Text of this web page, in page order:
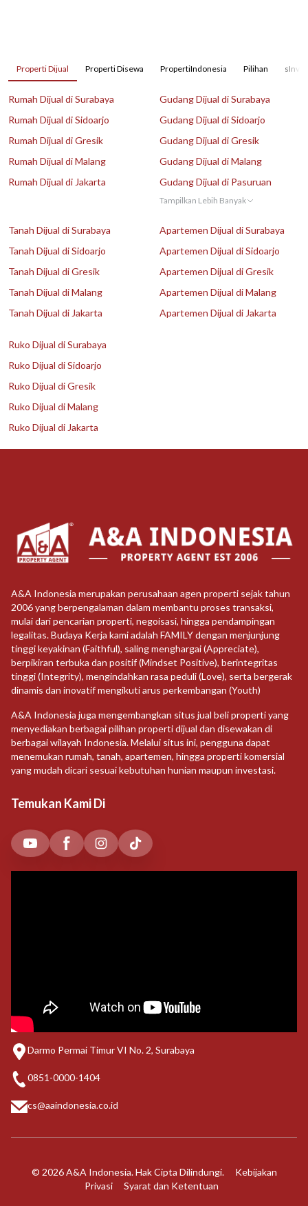
Properti Dijual Properti Disewa PropertiIndonesia Pilihan
Rumah Dijual di Surabaya
Rumah Dijual di Sidoarjo
Rumah Dijual di Gresik
Rumah Dijual di Malang
Rumah Dijual di Jakarta
Gudang Dijual di Surabaya
Gudang Dijual di Sidoarjo
Gudang Dijual di Gresik
Gudang Dijual di Malang
Gudang Dijual di Pasuruan
Tampilkan Lebih Banyak
Tanah Dijual di Surabaya
Tanah Dijual di Sidoarjo
Tanah Dijual di Gresik
Tanah Dijual di Malang
Tanah Dijual di Jakarta
Apartemen Dijual di Surabaya
Apartemen Dijual di Sidoarjo
Apartemen Dijual di Gresik
Apartemen Dijual di Malang
Apartemen Dijual di Jakarta
Ruko Dijual di Surabaya
Ruko Dijual di Sidoarjo
Ruko Dijual di Gresik
Ruko Dijual di Malang
Ruko Dijual di Jakarta
A&A Indonesia merupakan perusahaan agen properti sejak tahun
2006 yang berpengalaman dalam membantu proses transaksi,
mulai dari pencarian properti, negoisasi, hingga pendampingan
legalitas. Budaya Kerja kami adalah FAMILY dengan menjunjung
tinggi keyakinan (Faithful), saling menghargai (Appreciate),
berpikiran terbuka dan positif (Mindset Positive), berintegritas
tinggi (Integrity), mengindahkan rasa peduli (Love), serta bergerak
dinamis dan inovatif mengikuti arus perkembangan (Youth)
A&A Indonesia juga mengembangkan situs jual beli properti yang
menyediakan berbagai pilihan properti dijual dan disewakan di
berbagai wilayah Indonesia. Melalui situs ini, pengguna dapat
menemukan rumah, tanah, apartemen, hingga properti komersial
yang mudah dicari sesuai kebutuhan hunian maupun investasi.
Temukan Kami Di
Darmo Permai Timur VI No. 2, Surabaya
0851-0000-1404
cs@aaindonesia.co.id
© 2026 A&A Indonesia. Hak Cipta Dilindungi.
Kebijakan
Privasi
Syarat dan Ketentuan